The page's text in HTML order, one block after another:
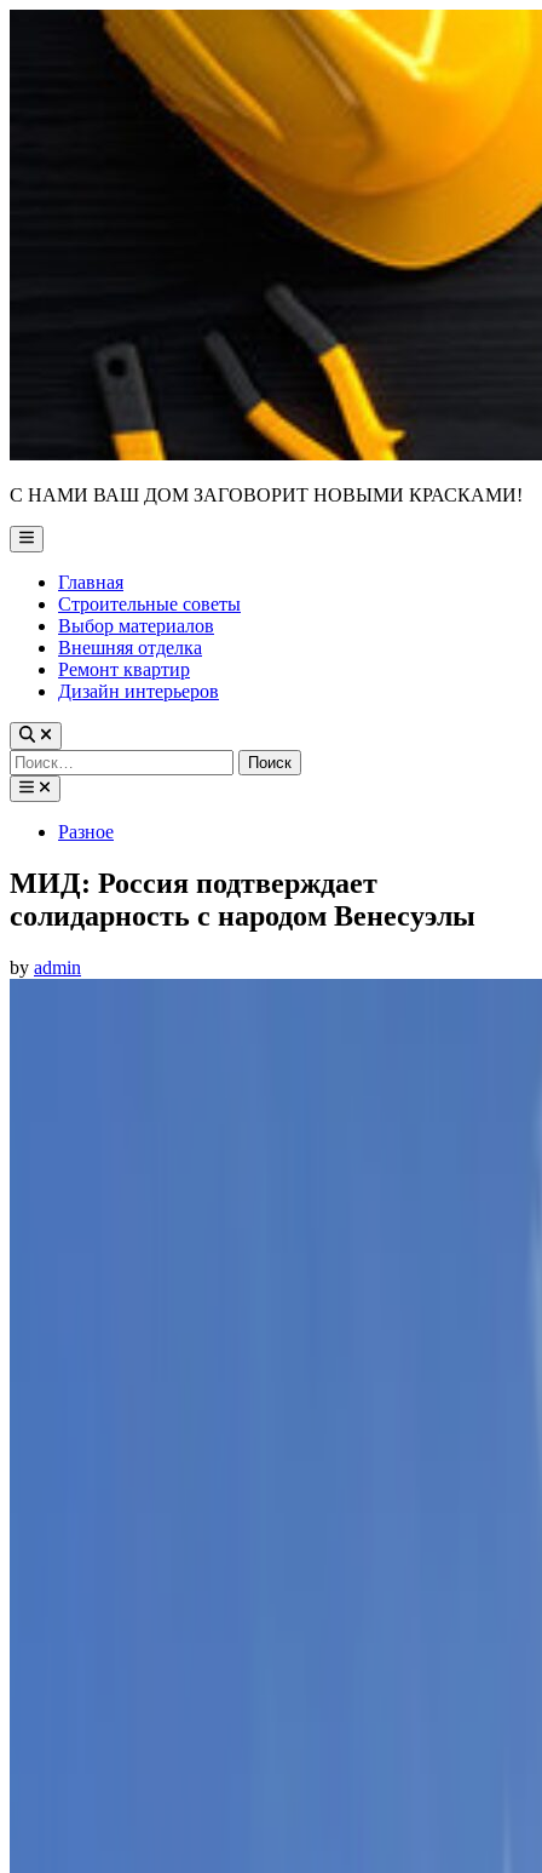
С НАМИ ВАШ ДОМ ЗАГОВОРИТ НОВЫМИ КРАСКАМИ!
Main
Menu
Главная
Строительные советы
Выбор материалов
Внешняя отделка
Ремонт квартир
Дизайн интерьеров
Найти:
PostedРазное
МИД: Россия подтверждает
солидарность с народом Венесуэлы
by admin